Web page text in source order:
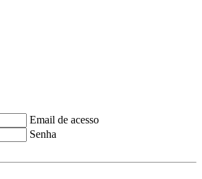
Email de acesso
Senha